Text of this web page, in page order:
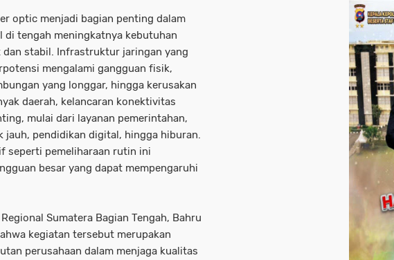
optic menjadi bagian penting dalam
di tengah meningkatnya kebutuhan
stabil. Infrastruktur jaringan yang
mengalami gangguan fisik,
yang longgar, hingga kerusakan
daerah, kelancaran konektivitas
mulai dari layanan pemerintahan,
pendidikan digital, hingga hiburan.
seperti pemeliharaan rutin ini
besar yang dapat mempengaruhi
Sumatera Bagian Tengah, Bahru
kegiatan tersebut merupakan
perusahaan dalam menjaga kualitas